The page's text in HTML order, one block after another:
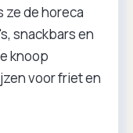
ze de horeca
snackbars en
knoop
voor friet en